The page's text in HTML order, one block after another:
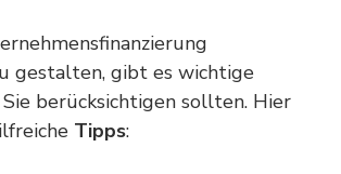
gestalten, gibt es wichtige
berücksichtigen sollten. Hier
Tipps: